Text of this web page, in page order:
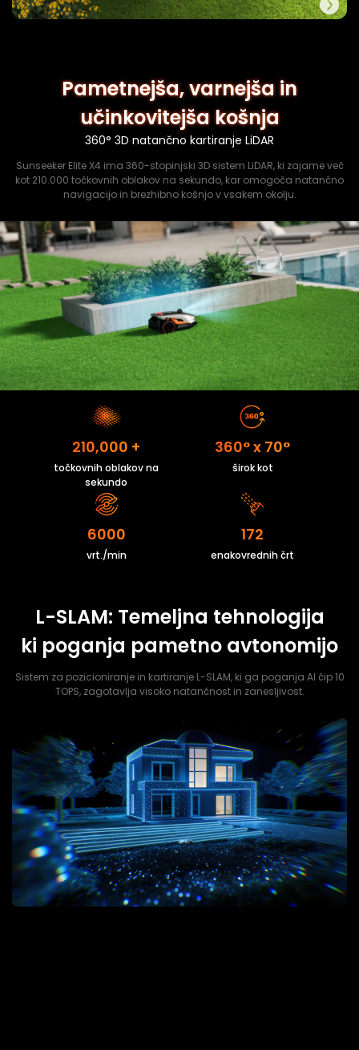
Pametnejša, varnejša in
učinkovitejša košnja
360° 3D natančno kartiranje LiDAR
Sunseeker Elite X4 ima 360-stopinjski 3D sistem LiDAR, ki zajame več
kot 210.000 točkovnih oblakov na sekundo, kar omogoča natančno
navigacijo in brezhibno košnjo v vsakem okolju.
210,000 +
točkovnih oblakov na
sekundo
360° x 70°
širok kot
6000
vrt./min
172
enakovrednih črt
L-SLAM: Temeljna tehnologija
ki poganja pametno avtonomijo
Sistem za pozicioniranje in kartiranje L-SLAM, ki ga poganja AI čip 10
TOPS, zagotavlja visoko natančnost in zanesljivost.